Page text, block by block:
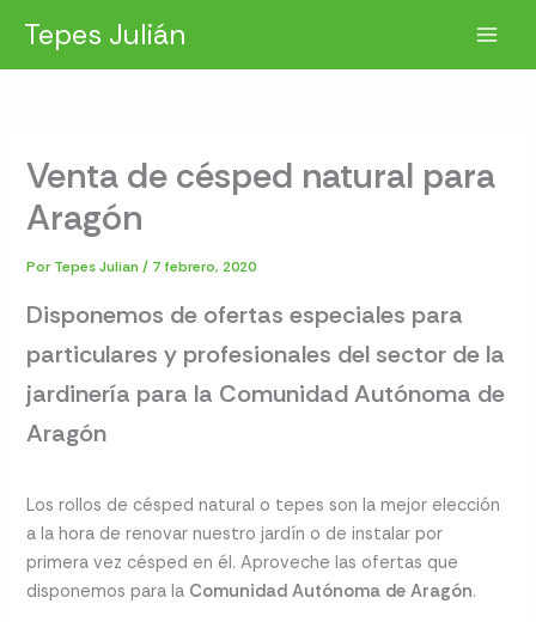
contenido
Tepes Julián
Venta de césped natural para
Aragón
Por Tepes Julian/ 7 febrero, 2020
Disponemos de ofertas especiales para
particulares y profesionales del sector de la
jardinería para la Comunidad Autónoma de
Aragón
Los rollos de césped natural o tepes son la mejor elección
a la hora de renovar nuestro jardín o de instalar por
primera vez césped en él. Aproveche las ofertas que
disponemos para la Comunidad Autónoma de Aragón.